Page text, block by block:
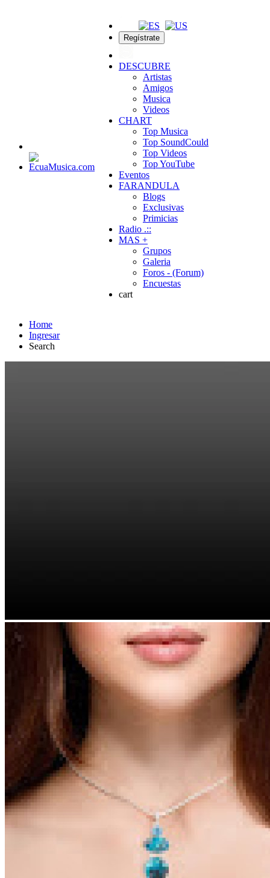
Regístrate
DESCUBRE
Artistas
Amigos
Musica
Videos
CHART
Top Musica
Top SoundCould
Top Videos
Top YouTube
Eventos
FARANDULA
Blogs
Exclusivas
Primicias
Radio .::
MAS +
Grupos
Galeria
Foros - (Forum)
Encuestas
cart
Home
Ingresar
Search